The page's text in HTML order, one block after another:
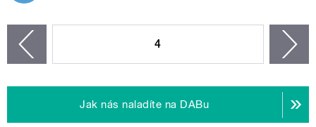
4
Jak nás naladíte na DABu